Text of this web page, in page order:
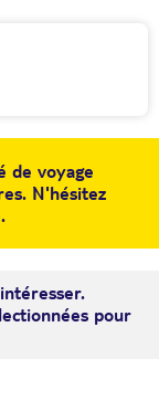
de voyage
N'hésitez
pour